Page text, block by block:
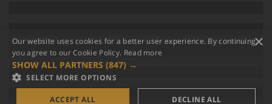
×
Our website uses cookies for a better user experience. By continuing,
you agree to our Cookie Policy. Read more
SHOW ALL PARTNERS (847) →
SELECT MORE OPTIONS
ACCEPT ALL DECLINE ALL